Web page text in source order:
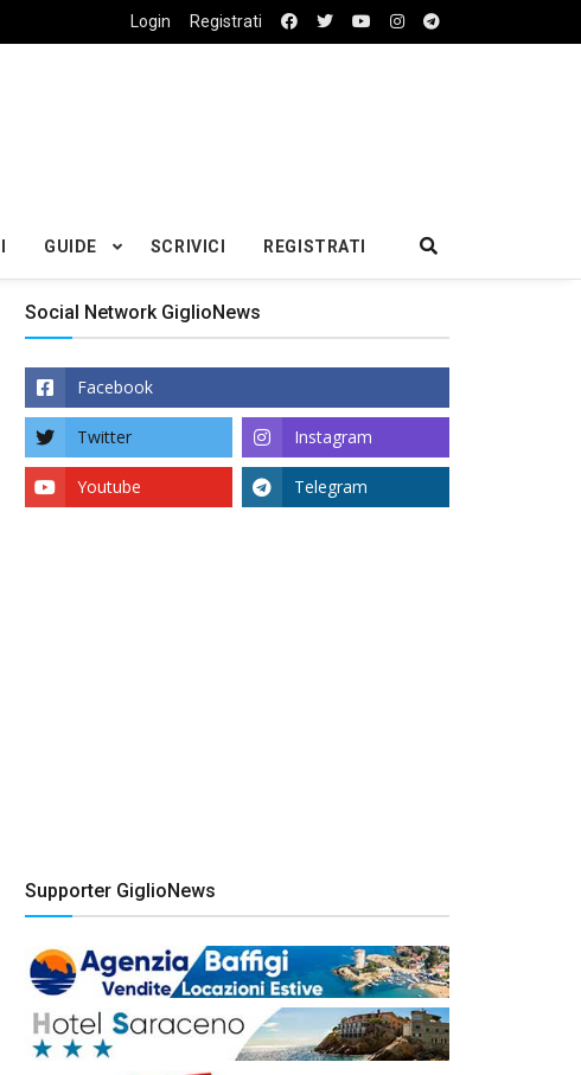
Login Registrati
GUIDE SCRIVICI REGISTRATI
Social Network GiglioNews
Facebook
Twitter Instagram
Youtube Telegram
Supporter GiglioNews